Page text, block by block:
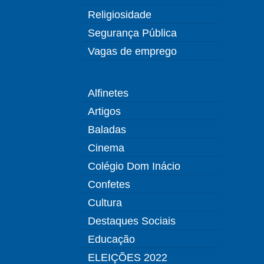
Religiosidade
Segurança Pública
Vagas de emprego
Alfinetes
Artigos
Baladas
Cinema
Colégio Dom Inácio
Confetes
Cultura
Destaques Sociais
Educação
ELEIÇÕES 2022